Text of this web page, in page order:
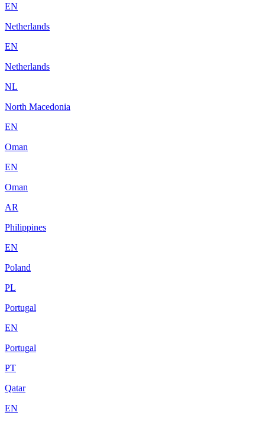
EN
Netherlands
EN
Netherlands
NL
North Macedonia
EN
Oman
EN
Oman
AR
Philippines
EN
Poland
PL
Portugal
EN
Portugal
PT
Qatar
EN